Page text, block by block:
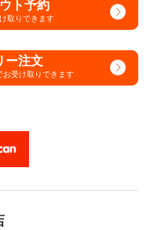
ト予約
取りできます
ー注文
お受け取りできます